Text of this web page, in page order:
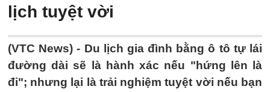
lịch tuyệt vời
(VTC News) - Du lịch gia đình bằng ô tô tự lái
đường dài sẽ là hành xác nếu "hứng lên là
đi"; nhưng lại là trải nghiệm tuyệt vời nếu bạn